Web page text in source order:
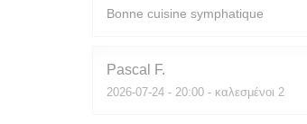
Bonne cuisine symphatique
Pascal F
2026-07-24 - 20:00 - καλεσμένοι 2